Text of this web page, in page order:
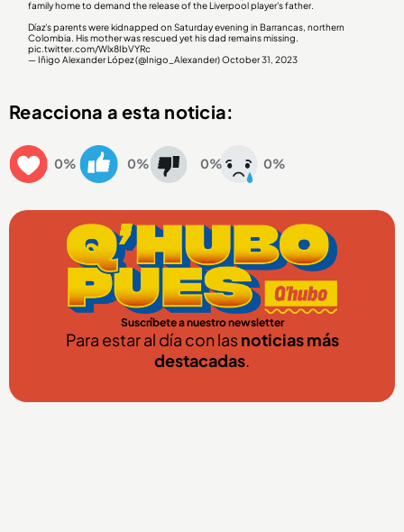
family home to demand the release of the Liverpool player's father.
Díaz's parents were kidnapped on Saturday evening in Barrancas, northern
Colombia. His mother was rescued yet his dad remains missing.
pic.twitter.com/Wlx8IbVYRc
— Iñigo Alexander López (@Inigo_Alexander)October 31, 2023
Reacciona a esta noticia:
0% 0% 0% 0%
Suscríbete a nuestro newsletter
Para estar al día con lasnoticias más
destacadas.